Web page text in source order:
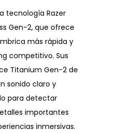
tecnología Razer
Gen-2, que ofrece
más rápida y
competitivo. Sus
Titanium Gen-2 de
sonido claro y
para detectar
importantes
inmersivas.